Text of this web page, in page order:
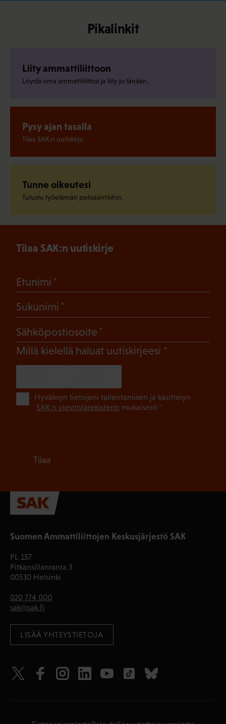
Pikalinkit
Liity ammattiliittoon
Löydä oma ammattiliittosi ja liity jo tänään.
Pysy ajan tasalla
Tilaa SAK:n uutiskirje.
Tunne oikeutesi
Tutustu työelämän pelisääntöihin.
Suomen Ammattiliittojen Keskusjärjestö SAK
PL 157
Pitkänsillanranta 3
00530 Helsinki
020 774 000
sak@sak.fi
LISÄÄ YHTEYSTIETOJA
Tilaa SAK:n uutiskirje
Etunimi
Sukunimi
Sähköpostiosoite
Millä kielellä haluat uutiskirjeesi (Pakollinen)
Hyväksyn tietojeni tallentamisen ja käsittelyn
SAK:n viestintärekisterin mukaisesti *
Tilaa